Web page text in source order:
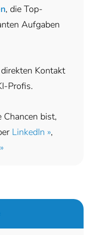
, die Top-
Aufgaben
Kontakt
Profis.
bist,
LinkedIn »,